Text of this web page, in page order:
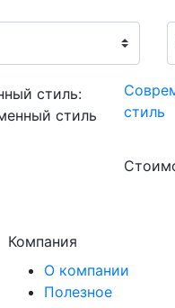
стиль:
стиль
стиль
Компания
О компании
Полезное